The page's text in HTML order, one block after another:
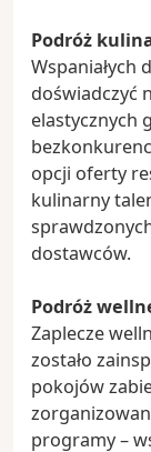
Podróż
Wspaniałych
doświadczyć
elastycznych
opcji oferty
kulinarny
dostawców.
Podróż
Zaplecze
zostało
pokojów
programy –